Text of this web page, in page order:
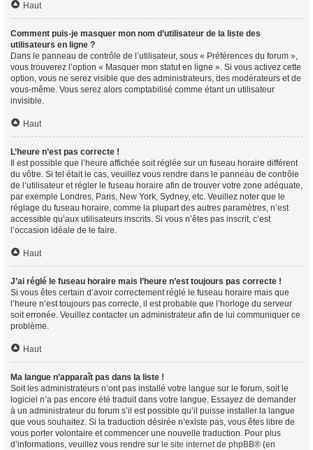
Haut
Comment puis-je masquer mon nom d’utilisateur de la liste des
utilisateurs en ligne ?
Dans le panneau de contrôle de l’utilisateur, sous « Préférences du forum »,
vous trouverez l’option « Masquer mon statut en ligne ». Si vous activez cette
option, vous ne serez visible que des administrateurs, des modérateurs et de
vous-même. Vous serez alors comptabilisé comme étant un utilisateur
invisible.
Haut
L’heure n’est pas correcte !
Il est possible que l’heure affichée soit réglée sur un fuseau horaire différent
du vôtre. Si tel était le cas, veuillez vous rendre dans le panneau de contrôle
de l’utilisateur et régler le fuseau horaire afin de trouver votre zone adéquate,
par exemple Londres, Paris, New York, Sydney, etc. Veuillez noter que le
réglage du fuseau horaire, comme la plupart des autres paramètres, n’est
accessible qu’aux utilisateurs inscrits. Si vous n’êtes pas inscrit, c’est
l’occasion idéale de le faire.
Haut
J’ai réglé le fuseau horaire mais l’heure n’est toujours pas correcte !
Si vous êtes certain d’avoir correctement réglé le fuseau horaire mais que
l’heure n’est toujours pas correcte, il est probable que l’horloge du serveur
soit erronée. Veuillez contacter un administrateur afin de lui communiquer ce
problème.
Haut
Ma langue n’apparaît pas dans la liste !
Soit les administrateurs n’ont pas installé votre langue sur le forum, soit le
logiciel n’a pas encore été traduit dans votre langue. Essayez de demander
à un administrateur du forum s’il est possible qu’il puisse installer la langue
que vous souhaitez. Si la traduction désirée n’existe pas, vous êtes libre de
vous porter volontaire et commencer une nouvelle traduction. Pour plus
d’informations, veuillez vous rendre sur le site internet de phpBB® (en